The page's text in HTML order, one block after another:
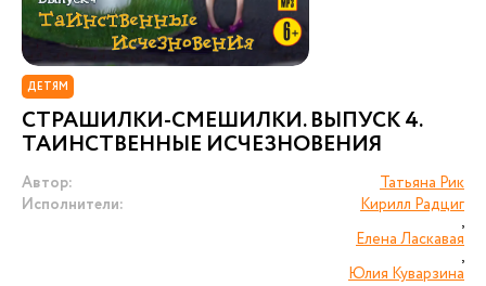
ДЕТЯМ
СТРАШИЛКИ-СМЕШИЛКИ. ВЫПУСК 4.
ТАИНСТВЕННЫЕ ИСЧЕЗНОВЕНИЯ
Автор:
Татьяна Рик
Исполнители:
Кирилл Радциг
,
Елена Ласкавая
,
Юлия Куварзина